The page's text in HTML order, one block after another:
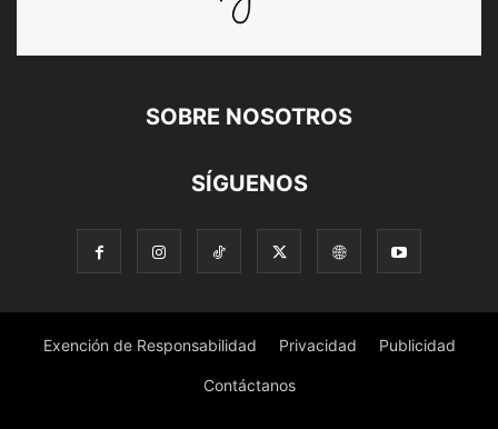
SOBRE NOSOTROS
SÍGUENOS
Exención de Responsabilidad Privacidad Publicidad
Contáctanos